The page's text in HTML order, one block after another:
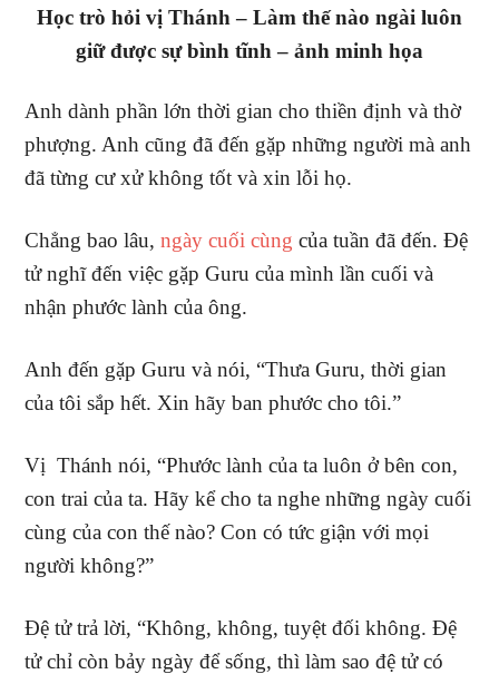
Học trò hỏi vị Thánh – Làm thế nào ngài luôn
giữ được sự bình tĩnh – ảnh minh họa
Anh dành phần lớn thời gian cho thiền định và thờ
phượng. Anh cũng đã đến gặp những người mà anh
đã từng cư xử không tốt và xin lỗi họ.
Chẳng bao lâu,ngày cuối cùng của tuần đã đến. Đệ
tử nghĩ đến việc gặp Guru của mình lần cuối và
nhận phước lành của ông.
Anh đến gặp Guru và nói, “Thưa Guru, thời gian
của tôi sắp hết. Xin hãy ban phước cho tôi.”
Vị Thánh nói, “Phước lành của ta luôn ở bên con,
con trai của ta. Hãy kể cho ta nghe những ngày cuối
cùng của con thế nào? Con có tức giận với mọi
người không?”
Đệ tử trả lời, “Không, không, tuyệt đối không. Đệ
tử chỉ còn bảy ngày để sống, thì làm sao đệ tử có